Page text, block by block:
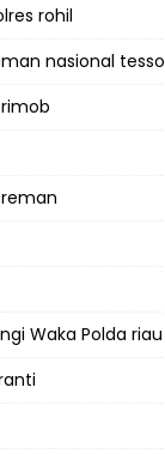
rohil
nasional tesso
Waka Polda riau